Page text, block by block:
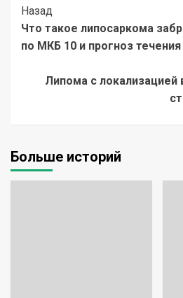
Post
Navigation
Назад
Что такое липосаркома
по МКБ 10 и прогноз
Липома с
Больше историй